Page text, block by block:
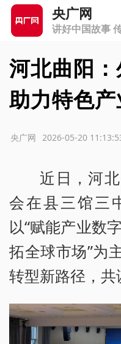
央广网
讲好中国故事
河北曲阳
助力特色
2026-05-20
央广网
近日，河
会在县三馆三
以“赋能产业数
拓全球市场”为
转型新路径，共